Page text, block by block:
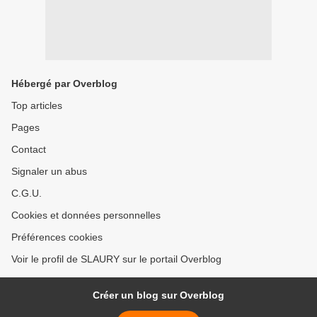
Hébergé par Overblog
Top articles
Pages
Contact
Signaler un abus
C.G.U.
Cookies et données personnelles
Préférences cookies
Voir le profil de SLAURY sur le portail Overblog
Créer un blog sur Overblog